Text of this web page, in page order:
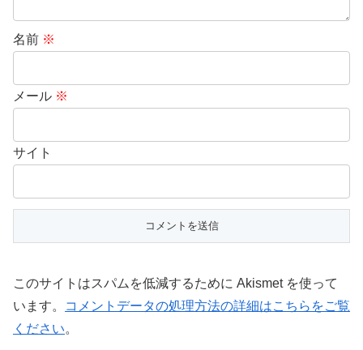
名前 ※
メール ※
サイト
このサイトはスパムを低減するために Akismet を使って
います。
コメントデータの処理方法の詳細はこちらをご覧
ください。